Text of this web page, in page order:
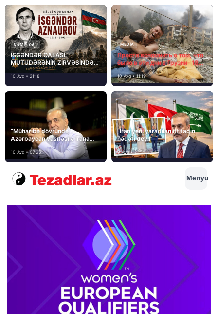
CƏMIYYƏT
İSGƏNDƏR QALASI:
MUTUDƏRƏNİN ZİRVƏSİNDƏ
YAZILAN QƏHRƏMANLIQ
10 Avq • 21:18
MEDİA
Просто вспомнить о том, что
было в эти дни в Грузии- 18
лет назад, 8 августа 2008
года…
10 Avq • 11:19
“Müharibə dövründə
Azərbaycan vasitəsilə İrana
yardım və dəstək göstərilib”
10 Avq • 07:25
“İran yeni yaradılan ittifaqın
hədəfi deyil”
9 Avq • 21:54
Menyu